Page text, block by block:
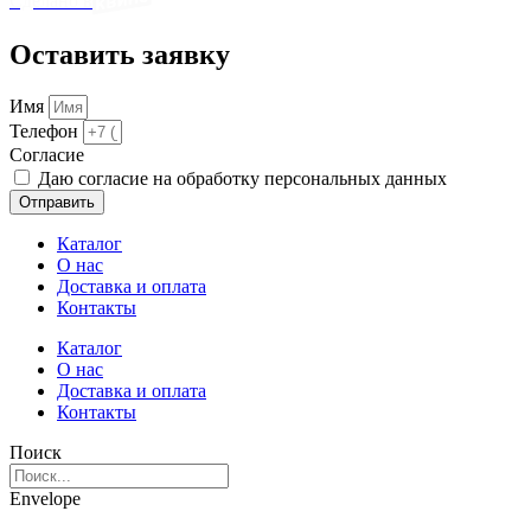
Оставить заявку
Имя
Телефон
Cогласие
Даю согласие на обработку персональных данных
Отправить
Каталог
О нас
Доставка и оплата
Контакты
Каталог
О нас
Доставка и оплата
Контакты
Поиск
Envelope